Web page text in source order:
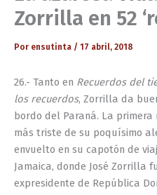
Zorrilla en 52
Por ensutinta / 17 abril, 2018
26.- Tanto en Recuerdos del
los recuerdos, Zorrilla da
bordo del Paraná. La
más triste de su poquísimo
envuelto en su capotón de
Jamaica, donde José Zorrilla
expresidente de República